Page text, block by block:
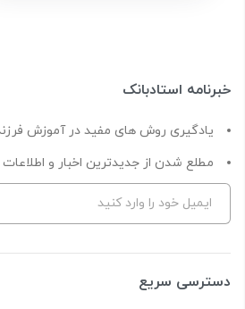
خبرنامه استادبانک
یادگیری روش های مفید در آموزش
مطلع شدن از جدیدترین اخبار و
دسترسی سریع